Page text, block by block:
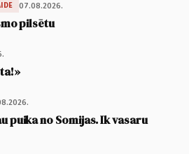
07.08.2026.
pilsētu
puika no Somijas. Ik vasaru